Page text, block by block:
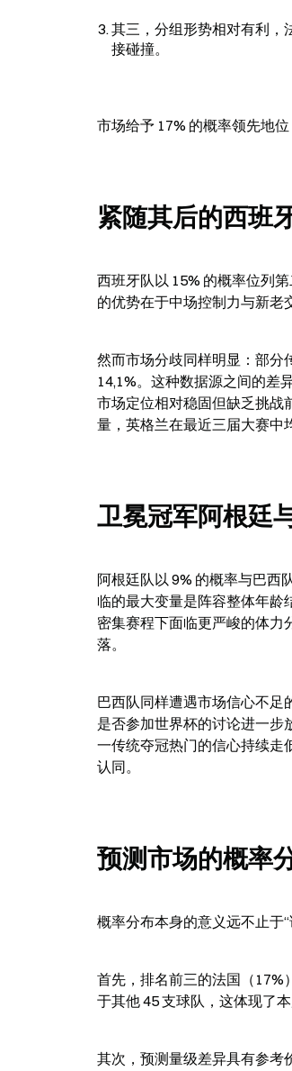
其三，分组形势相对有利，
接碰撞。
市场给予 17% 的概率领先地
紧随其后的西班
西班牙队以 15% 的概率位列
的优势在于中场控制力与新老
然而市场分歧同样明显：部分
14,1%。这种数据源之间的差
市场定位相对稳固但缺乏挑战
量，英格兰在最近三届大赛中
卫冕冠军阿根廷
阿根廷队以 9% 的概率与巴西
临的最大变量是阵容整体年龄
密集赛程下面临更严峻的体力
落。
巴西队同样遭遇市场信心不足
是否参加世界杯的讨论进一步
一传统夺冠热门的信心持续走
认同。
预测市场的概率
概率分布本身的意义远不止于
首先，排名前三的法国（17%
于其他 45 支球队，这体现了
其次，预测量级差异具有参考